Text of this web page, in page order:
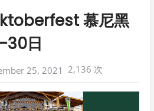
慕尼黑
30日
25, 2021 2,136 次